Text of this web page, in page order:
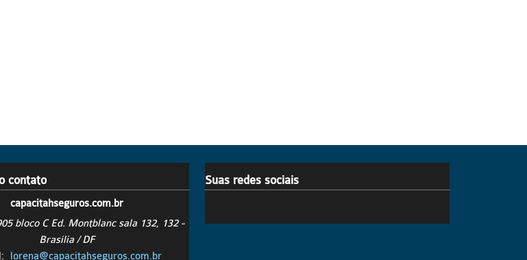
contato
capacitahseguros.com.br
bloco C Ed. Montblanc sala 132, 132 -
Brasília / DF
lorena@capacitahseguros.com.br
Suas redes sociais